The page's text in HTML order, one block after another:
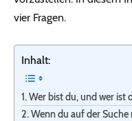
vier Fragen.
Inhalt:
Wer bist du, und wer ist
Wenn du auf der